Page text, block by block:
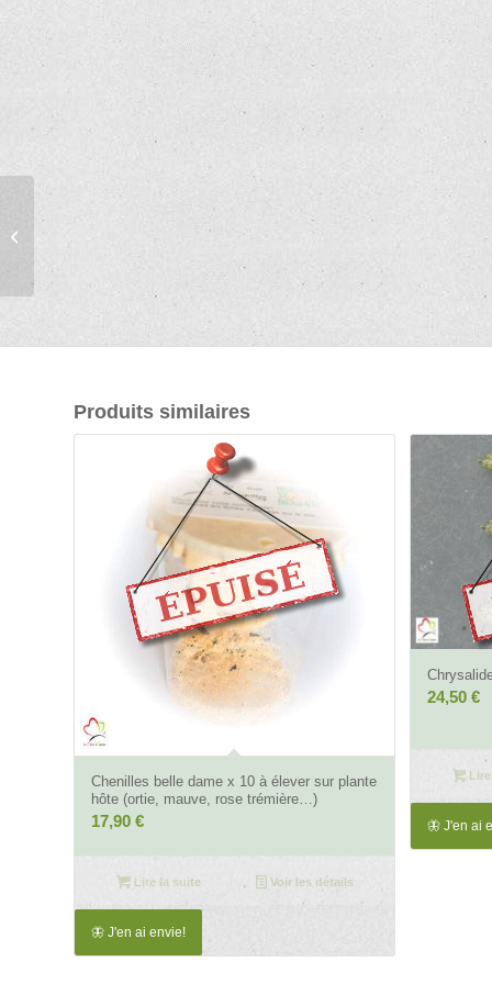
Produits similaires
Chenilles belle dame x 10 à élever sur plante
hôte (ortie, mauve, rose trémière…)
17,90 €
Lire la suite Voir les détails
🦋 J'en ai envie!
24,50 €
🦋 J'en ai
eri (Samia cynthia) –